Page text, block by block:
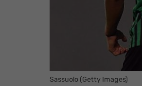
Sassuolo (Getty Images)